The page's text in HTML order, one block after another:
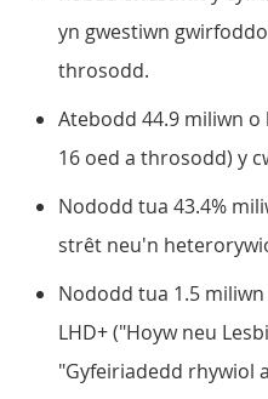
yn gwestiwn
throsodd.
Atebodd 44.9 miliwn
16 oed a throsodd) y
Nododd tua 43.4%
strêt neu'n
Nododd tua 1.5
LHD+ ("Hoyw neu
"Gyfeiriadedd rhywiol